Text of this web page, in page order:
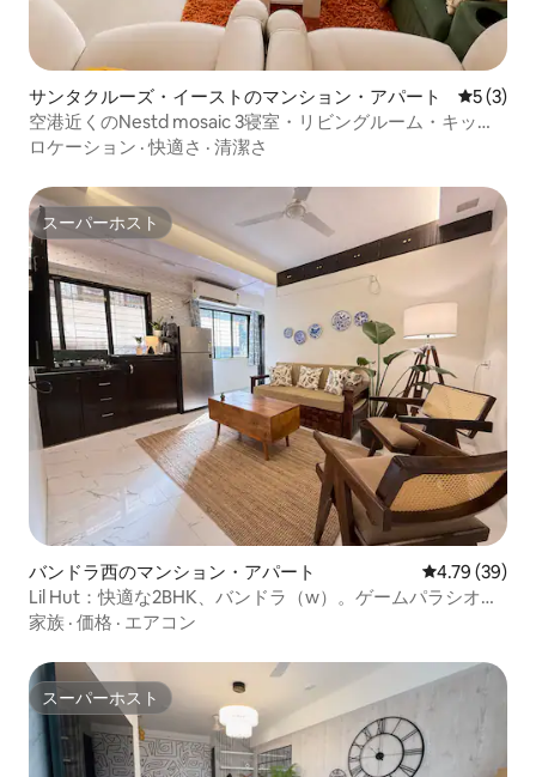
サンタクルーズ・イーストのマンション・アパート レビュー
5 (3)
空港近くのNestd mosaic 3寝室・リビングルーム・キッチ
ン付きの宿泊先 | BKC | NMACC | JIO
ロケーション ·快適さ · 清潔さ
スーパーホスト
スーパーホスト
バンドラ西のマンション・アパート レビュー39
4.79 (39)
Lil Hut：快適な2BHK、バンドラ（w）。ゲームパラシオの
後ろ
家族 · 価格 · エアコン
スーパーホスト
スーパーホスト